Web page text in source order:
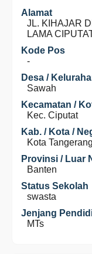
Alamat
JL. KIHAJAR
LAMA
Kode Pos
-
Desa /
Sawah
Kecamatan /
Kec. Ciputat
Kab. / Kota /
Kota
Provinsi / Luar
Banten
Status Sekolah
swasta
Jenjang
MTs